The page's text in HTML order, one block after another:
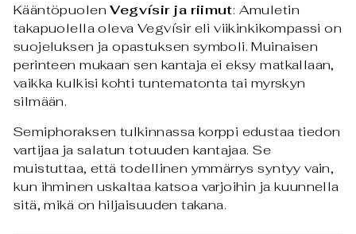
KääntöpuolenVegvísir ja riimut: Amuletin
takapuolella oleva Vegvísir eli viikinkikompassi on
suojeluksen ja opastuksen symboli. Muinaisen
perinteen mukaan sen kantaja ei eksy matkallaan,
vaikka kulkisi kohti tuntematonta tai myrskyn
silmään.
Semiphoraksen tulkinnassa korppi edustaa tiedon
vartijaa ja salatun totuuden kantajaa. Se
muistuttaa, että todellinen ymmärrys syntyy vain,
kun ihminen uskaltaa katsoa varjoihin ja kuunnella
sitä, mikä on hiljaisuuden takana.